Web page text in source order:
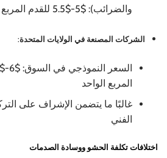
والضرائب): $5-$5.5 للقدم المربع الواحد
الشركات المصنعة في الولايات المتحدة:
المربع الواحد
غالبًا ما يتضمن الإشراف على
الفني
اختلافات تكلفة الحشو ووسادة الصدمات